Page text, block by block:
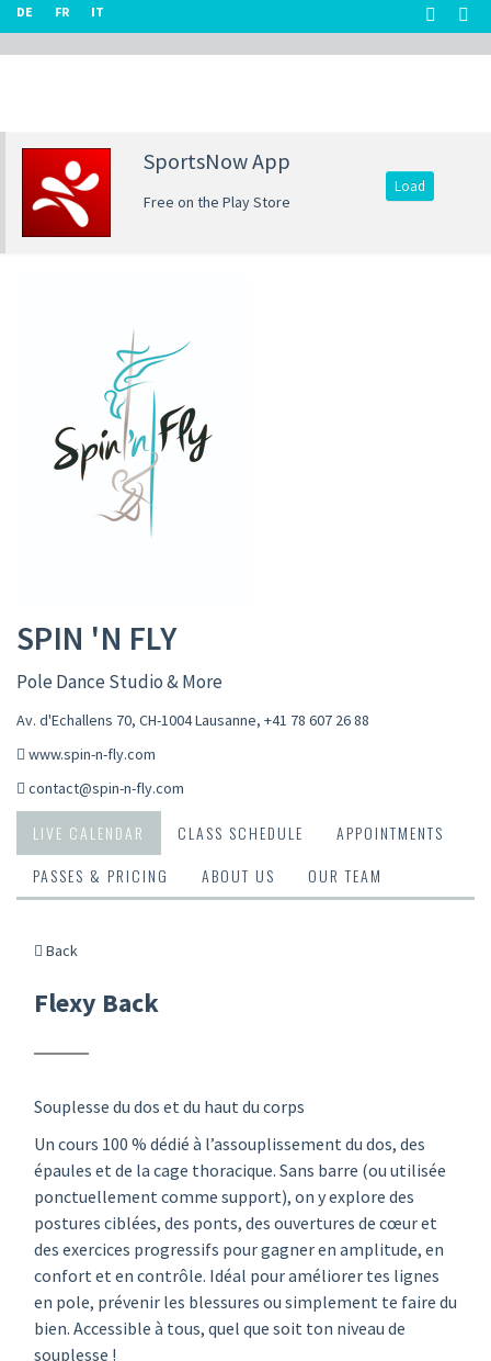
DE FR IT
SportsNow App
Free on the Play Store
Load
SPIN 'N FLY
Pole Dance Studio & More
Av. d'Echallens 70, CH-1004 Lausanne, +41 78 607 26 88
www.spin-n-fly.com
contact@spin-n-fly.com
LIVE CALENDAR CLASS SCHEDULE
APPOINTMENTS
PASSES & PRICING
ABOUT US OUR TEAM
Back
Flexy Back
Souplesse du dos et du haut du corps
Un cours 100 % dédié à l’assouplissement du dos, des
épaules et de la cage thoracique. Sans barre (ou utilisée
ponctuellement comme support), on y explore des
postures ciblées, des ponts, des ouvertures de cœur et
des exercices progressifs pour gagner en amplitude, en
confort et en contrôle. Idéal pour améliorer tes lignes
en pole, prévenir les blessures ou simplement te faire du
bien. Accessible à tous, quel que soit ton niveau de
souplesse !